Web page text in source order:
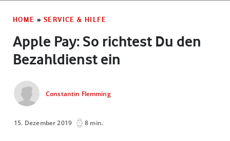
HOME » SERVICE & HILFE
Apple Pay: So richtest Du den
Bezahldienst ein
Constantin Flemming
15. Dezember 2019 8 min.